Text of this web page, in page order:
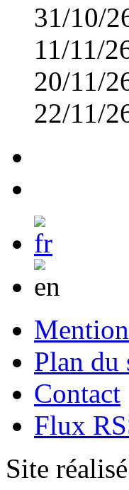
31/10/
11/11/
20/11/
22/11/
Plan du
Contact
Flux
Site